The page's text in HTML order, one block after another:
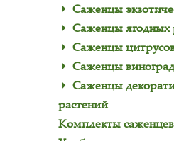
Саженцы
Саженцы ягодных
Саженцы
Саженцы
Саженцы
растений
Комплекты саженцев